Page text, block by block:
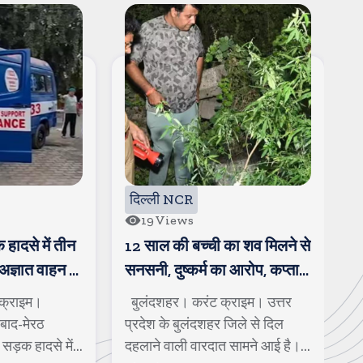
शव मिलने से
कप्तान
भाषा मेंउत्तर
से दिल
सामने आई है।
दिल्ली NCR
61Views
हापुड की चेयरपर्सन और पति
भाजपा में शामिल, चेयरपर्सन के
पति पर कई गंभीर आरोप भी लगे
हापुड। करंट क्राइम। बहुजन
समाज पार्टी से निष्कासित होने के बाद
नगर पालिका परिषद हापुड़ की चेयर...